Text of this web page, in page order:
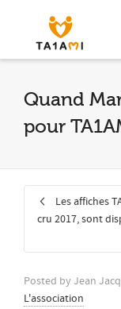
Quand
pour
Les affiches
cru 2017, sont
Posted by Jean
L'association